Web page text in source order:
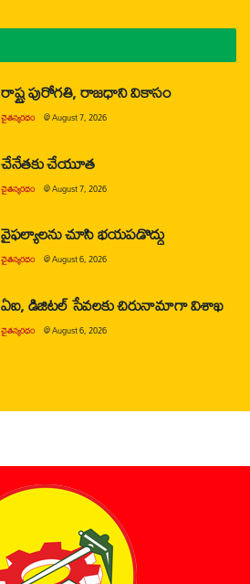
రాష్ట్ర పురోగతి, రాజధాని వికాసం
చైతన్యరధం @August 7, 2026
చేనేతకు చేయూత
చైతన్యరధం @August 7, 2026
వైఫల్యాలను చూసి భయపడొద్దు
చైతన్యరధం @August 6, 2026
ఏఐ, డిజిటల్ సేవలకు చిరునామాగా విశాఖ
చైతన్యరధం @August 6, 2026